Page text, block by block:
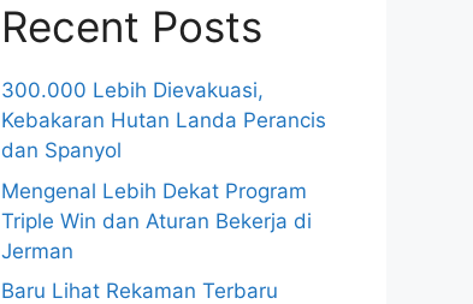
Recent Posts
300.000 Lebih Dievakuasi,
Kebakaran Hutan Landa Perancis
dan Spanyol
Mengenal Lebih Dekat Program
Triple Win dan Aturan Bekerja di
Jerman
Baru Lihat Rekaman Terbaru